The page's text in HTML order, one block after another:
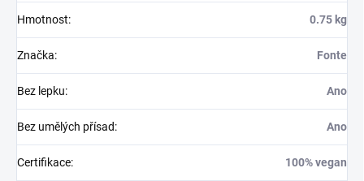
Hmotnost: 0.75 kg
Značka: Fonte
Bez lepku: Ano
Bez umělých přísad: Ano
Certifikace: 100% vegan